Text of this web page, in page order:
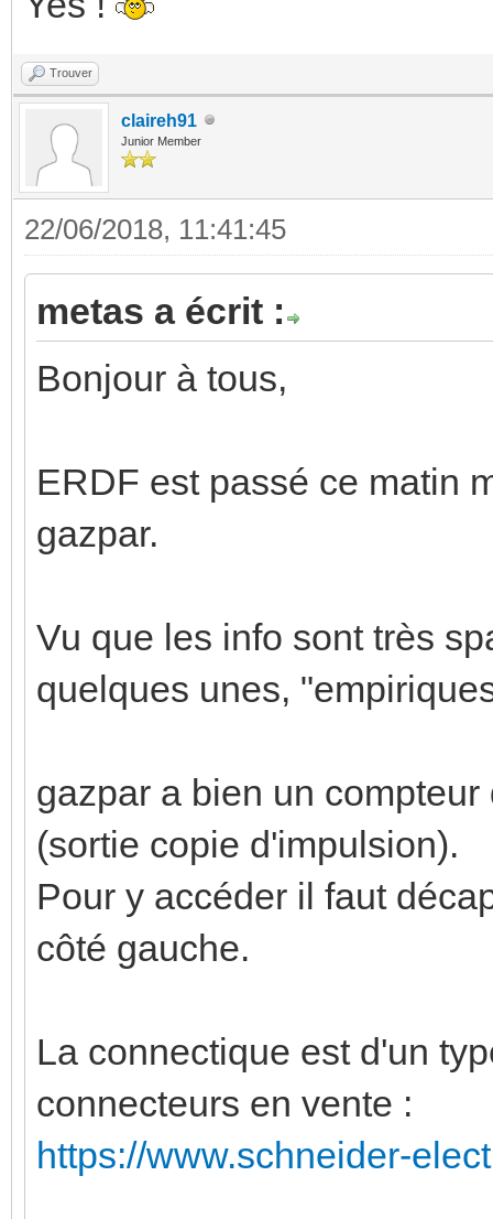
Trouver
claireh91
Junior Member
22/06/2018, 11:41:45
metas a écrit :
Bonjour à tous,
ERDF est passé ce matin
gazpar.
Vu que les info sont très
quelques unes,
gazpar a bien un
(sortie copie d'impulsion).
Pour y accéder il faut
côté gauche.
La connectique est d'un
connecteurs en vente :
https://www.schneider-